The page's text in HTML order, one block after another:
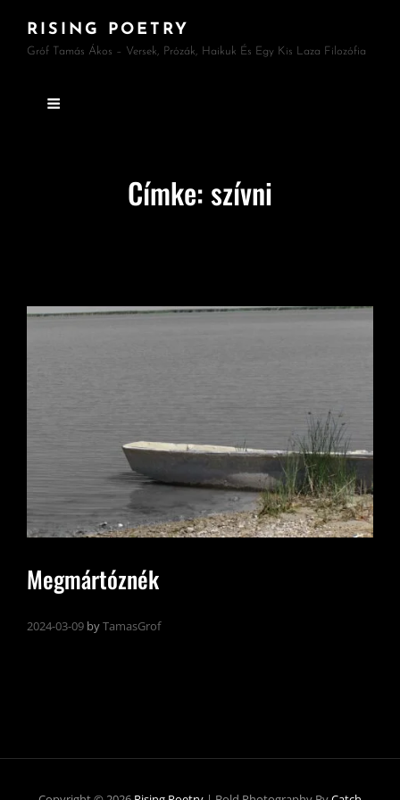
RISING POETRY
Gróf Tamás Ákos – Versek, Prózák, Haikuk És Egy Kis Laza Filozófia
Címke:szívni
Megmártóznék
2024-03-09 byTamasGrof